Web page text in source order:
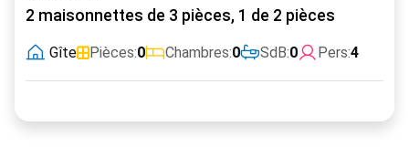
2 maisonnettes de 3 pièces, 1 de 2 pièces
Gîte Pièces:0 Chambres:0 SdB:0 Pers:4